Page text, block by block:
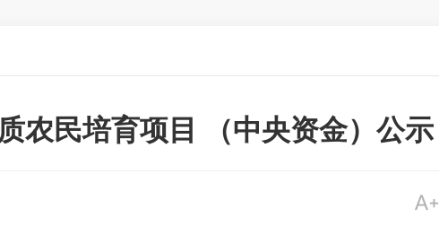
农民培育项目 （中央资金）公示
